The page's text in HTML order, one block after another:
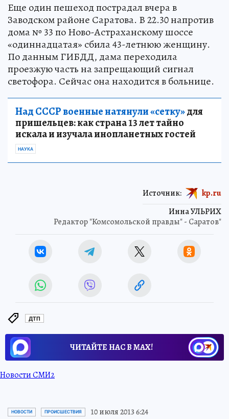
Еще один пешеход пострадал вчера в
Заводском районе Саратова. В 22.30 напротив
дома № 33 по Ново-Астраханскому шоссе
«одиннадцатая» сбила 43-летнюю женщину.
По данным ГИБДД, дама переходила
проезжую часть на запрещающий сигнал
светофора. Сейчас она находится в больнице.
Над СССР военные натянули «сетку»для
пришельцев: как страна 13 лет тайно
искала и изучала инопланетных гостей
НАУКА
Инна УЛЬРИХ
Редактор "Комсомольской правды" - Саратов"
Источник: kp.ru
ДТП
ЧИТАЙТЕ НАС В МАХ!
Новости СМИ2
НОВОСТИ ПРОИСШЕСТВИЯ 10 июля 2013 6:24